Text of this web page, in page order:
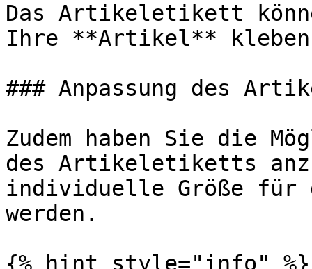
Das Artikeletikett
Ihre **Artikel**
### Anpassung des
Zudem haben Sie die
des Artikeletiketts
individuelle Größe für
werden.
{% hint style="info" %}